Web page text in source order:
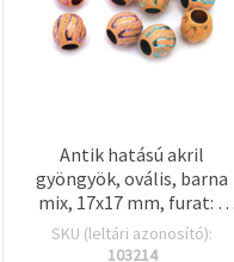
Antik hatású akril
gyöngyök, ovális, barna
mix, 17x17 mm, furat: 8
mm, 50 g (~21 db)
SKU (leltári azonosító):
103214